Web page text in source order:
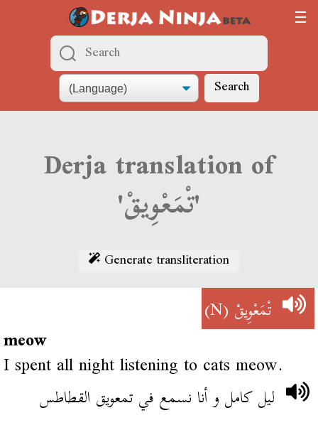
Search
Derja translation of
'تْمَعْوِيقْ'
Generate transliteration
تْمَعْوِيقْ(N)
meow
I spent all night listening to cats meow.
ليل كامل و أنا نسمع في تمعويق القطاطس